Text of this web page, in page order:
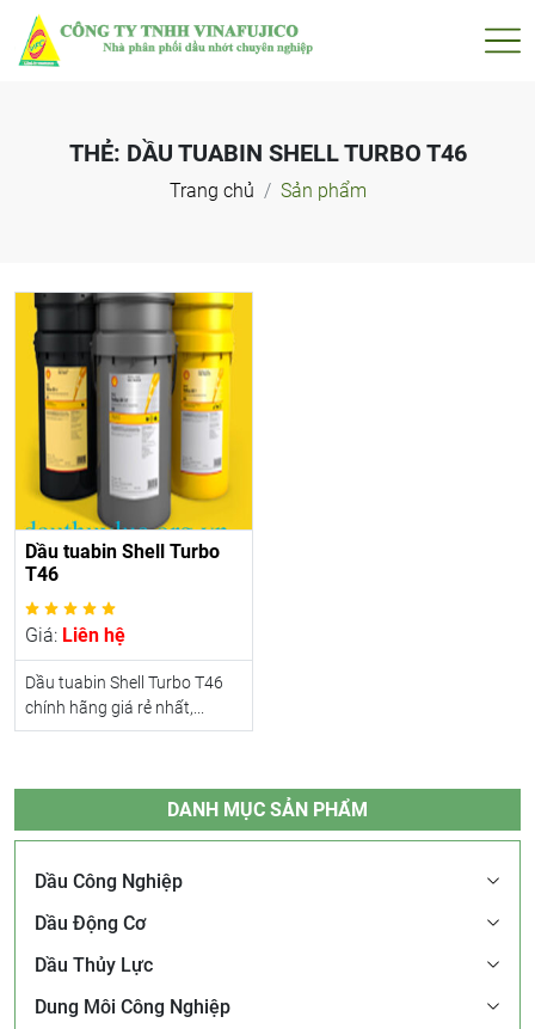
THẺ: DẦU TUABIN SHELL TURBO T46
Trang chủ Sản phẩm
Dầu tuabin Shell Turbo
T46
Giá: Liên hệ
Dầu tuabin Shell Turbo T46
chính hãng giá rẻ nhất,...
DANH MỤC SẢN PHẨM
Dầu Công Nghiệp
Dầu Động Cơ
Dầu Thủy Lực
Dung Môi Công Nghiệp